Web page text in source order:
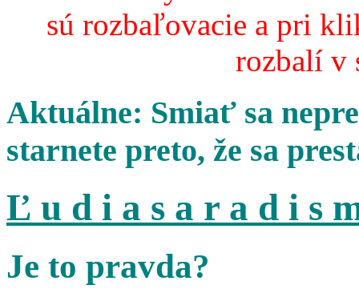
sú rozbaľovacie a pri
rozbalí v
Aktuálne: Smiať sa
starnete preto, že sa
Ľ u d i a s a r a d i s
Je to pravda?